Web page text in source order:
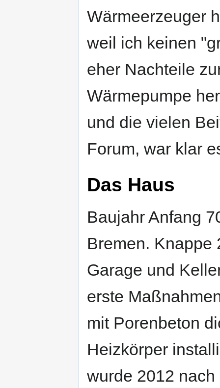
Wärmeerzeuger
weil ich keinen
eher Nachteile
Wärmepumpe
und die vielen
Forum, war klar
Das Haus
Baujahr Anfang
Bremen. Knappe
Garage und
erste
mit Porenbeton
Heizkörper
wurde 2012